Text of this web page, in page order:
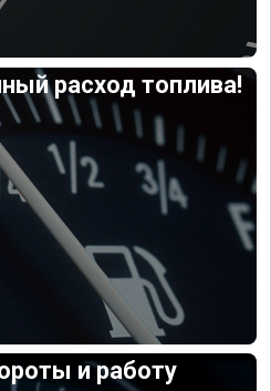
расход топлива!
и работу